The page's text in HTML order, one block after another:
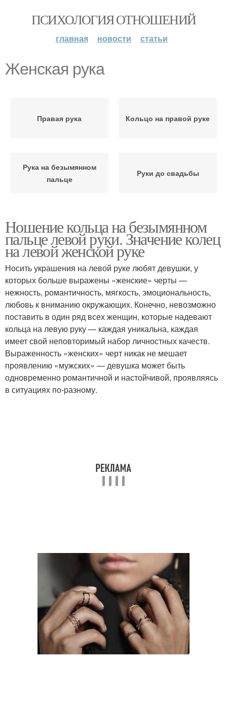
ПСИХОЛОГИЯ ОТНОШЕНИЙ
главная новости статьи
Женская рука
Правая рука Кольцо на правой руке
Рука на безымянном
пальце
Руки до свадьбы
Ношение кольца на безымянном
пальце левой руки. Значение колец
на левой женской руке
Носить украшения на левой руке любят девушки, у
которых больше выражены «женские» черты —
нежность, романтичность, мягкость, эмоциональность,
любовь к вниманию окружающих. Конечно, невозможно
поставить в один ряд всех женщин, которые надевают
кольца на левую руку — каждая уникальна, каждая
имеет свой неповторимый набор личностных качеств.
Выраженность «женских» черт никак не мешает
проявлению «мужских» — девушка может быть
одновременно романтичной и настойчивой, проявляясь
в ситуациях по-разному.